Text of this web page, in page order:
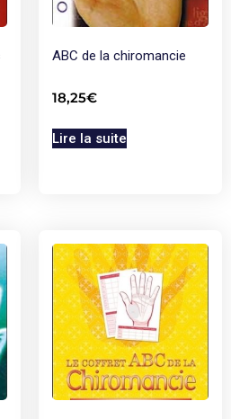
ABC de la chiromancie
18,25€
Lire la suite